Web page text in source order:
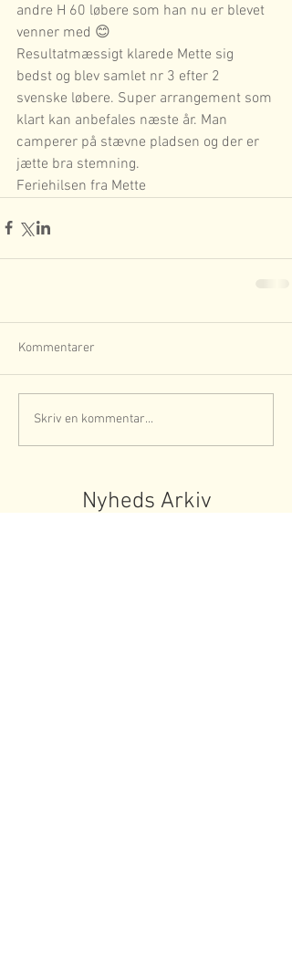
andre H 60 løbere som han nu er blevet
venner med 😊
Resultatmæssigt klarede Mette sig
bedst og blev samlet nr 3 efter 2
svenske løbere. Super arrangement som
klart kan anbefales næste år. Man
camperer på stævne pladsen og der er
jætte bra stemning.
Feriehilsen fra Mette
Kommentarer
Skriv en kommentar...
Nyheds Arkiv